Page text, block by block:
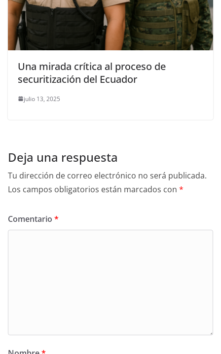
Una mirada crítica al proceso de
securitización del Ecuador
julio 13, 2025
Deja una respuesta
Tu dirección de correo electrónico no será publicada.
Los campos obligatorios están marcados con *
Comentario *